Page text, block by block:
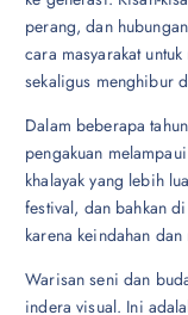
perang, dan
cara masyarakat
sekaligus menghibur
Dalam beberapa
pengakuan
khalayak yang lebih
festival, dan bahkan
karena keindahan
Warisan seni dan
indera visual. Ini